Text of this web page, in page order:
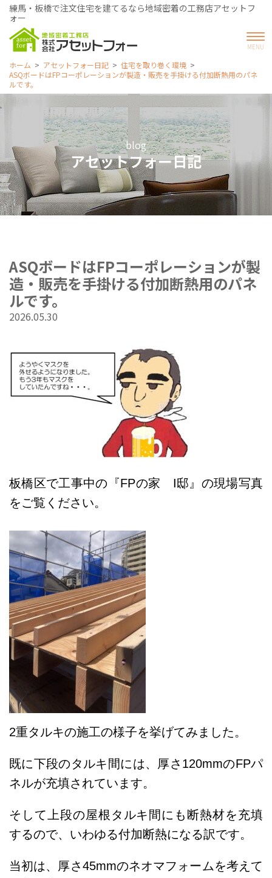
練馬・板橋で注文住宅を建てるなら地域密着の工務店アセットフ
ォー
ホーム アセットフォー日記
住宅を取り巻く環境
ASQボードはFPコーポレーションが製造・販売を手掛ける付加断熱用のパネ
ルです。
blog
アセットフォー日記
ASQボードはFPコーポレーションが製
造・販売を手掛ける付加断熱用のパネ
ルです。
2026.05.30
板橋区で工事中の『FPの家 I邸』の現場写真
をご覧ください。
2重タルキの施工の様子を挙げてみました。
既に下段のタルキ間には、厚さ120mmのFPパ
ネルが充填されています。
そして上段の屋根タルキ間にも断熱材を充填
するので、いわゆる付加断熱になる訳です。
当初は、厚さ45mmのネオマフォームを考えて